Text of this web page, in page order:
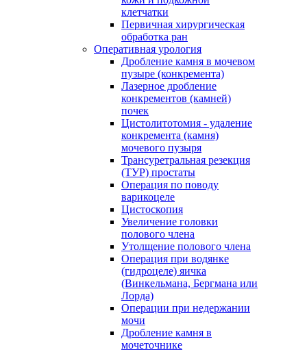
клетчатки
Первичная хирургическая
обработка ран
Оперативная урология
Дробление камня в мочевом
пузыре (конкремента)
Лазерное дробление
конкрементов (камней)
почек
Цистолитотомия - удаление
конкремента (камня)
мочевого пузыря
Трансуретральная резекция
(ТУР) простаты
Операция по поводу
варикоцеле
Цистоскопия
Увеличение головки
полового члена
Утолщение полового члена
Операция при водянке
(гидроцеле) яичка
(Винкельмана, Бергмана или
Лорда)
Операции при недержании
мочи
Дробление камня в
мочеточнике